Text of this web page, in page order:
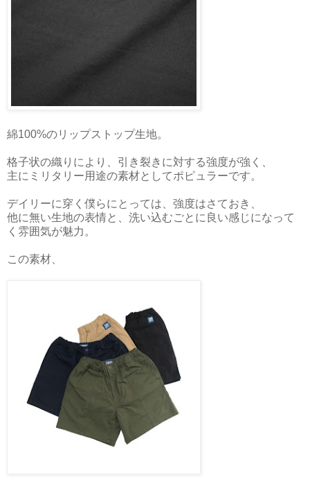
綿100%のリップストップ生地。
格子状の織りにより、引き裂きに対する強度が強く、
主にミリタリー用途の素材としてポピュラーです。
デイリーに穿く僕らにとっては、強度はさておき、
他に無い生地の表情と、洗い込むごとに良い感じになって
く雰囲気が魅力。
この素材、